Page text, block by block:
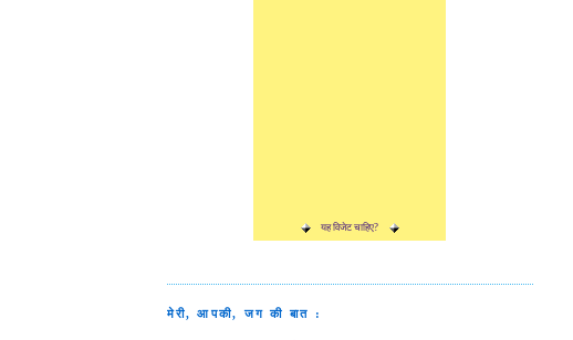
यह विजेट चाहिए?
मेरी, आपकी, जग की बात :